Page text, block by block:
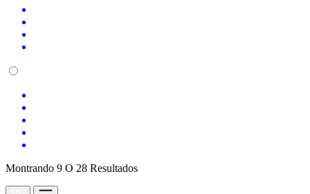
Montrando 9 O 28 Resultados